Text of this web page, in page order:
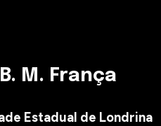
M. França
Estadual de Londrina